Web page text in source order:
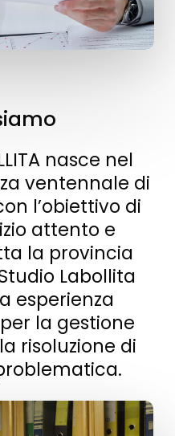
nasce nel
ventennale di
l’obiettivo di
attento e
la provincia
Labollita
esperienza
la gestione
risoluzione di